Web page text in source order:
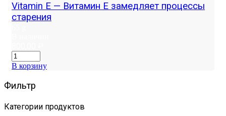
Vitamin E — Витамин E замедляет процессы
старения
В корзину
Фильтр
Категории продуктов